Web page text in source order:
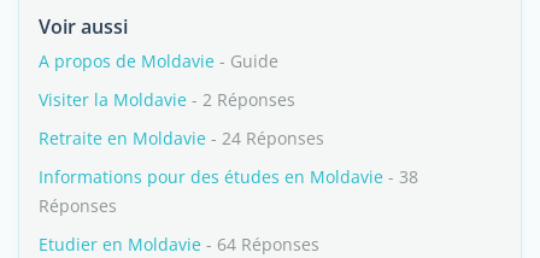
Voir aussi
A propos de Moldavie - Guide
Visiter la Moldavie - 2 Réponses
Retraite en Moldavie - 24 Réponses
Informations pour des études en Moldavie - 38
Réponses
Etudier en Moldavie - 64 Réponses